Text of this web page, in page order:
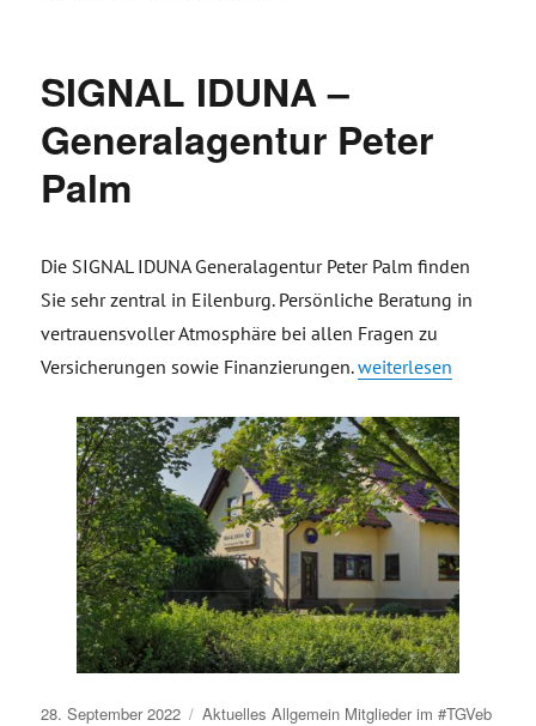
SIGNAL IDUNA –
Generalagentur Peter
Palm
Die SIGNAL IDUNA Generalagentur Peter Palm finden
Sie sehr zentral in Eilenburg. Persönliche Beratung in
vertrauensvoller Atmosphäre bei allen Fragen zu
Versicherungen sowie Finanzierungen.„SIGNAL IDUNA –
weiterlesen
Veröffentlicht
28. September 2022 Aktuelles Allgemein Mitglieder im #TGVeb